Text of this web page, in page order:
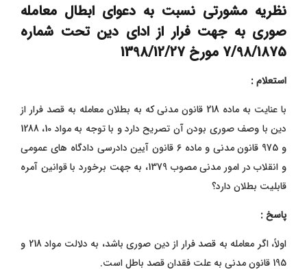
نظریه مشورتی نسبت به دعوای ابطال معامله
صوری به جهت فرار از ادای دین تحت شماره
7/98/1875 مورخ 1398/12/27
استعلام :
با عنایت به ماده 218 قانون مدنی که به بطلان معامله به قصد فرار از
دین با وصف صوری بودن آن تصریح دارد و با توجه به مواد 10، 1288
و 975 قانون مدنی و ماده 6 قانون آیین دادرسی دادگاه‌ های عمومی
و انقلاب در امور مدنی مصوب 1379، به جهت برخورد با قوانین آمره
قابلیت بطلان دارد؟
پاسخ :
اولاً، اگر معامله به قصد فرار از دین صوری باشد، به دلالت مواد 218 و
195 قانون مدنی به علت فقدان قصد باطل است.